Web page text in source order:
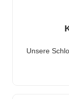
Unsere